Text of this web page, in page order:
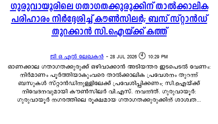
ഗുരുവായൂരിലെ ഗതാഗതക്കുരുക്കിന് താൽക്കാലിക
പരിഹാരം നിർദ്ദേശിച്ച് കൗൺസിലർ; ബസ് സ്റ്റാൻഡ്
തുറക്കാൻ സി.ഐയ്ക്ക് കത്ത്
ജി ഒ എൽ ലേഖകൻ - 28 JUL 2026 🕙 10:29 PM
ഓണക്കാല ഗതാഗതക്കുരുക്ക് ഒഴിവാക്കാൻ അടിയന്തര ഇടപെടൽ വേണം:
നിർമാണം പൂർത്തിയാകുംവരെ താൽക്കാലിക പ്രവേശനം തുറന്ന്
ബസുകൾ സ്റ്റാൻഡിനുള്ളിലേക്ക് പ്രവേശിപ്പിക്കണം; സി.ഐയ്ക്ക്
നിവേദനവുമായി കൗൺസിലർ വി.എസ്. നവനീത്. ഗുരുവായൂർ:
ഗുരുവായൂർ നഗരത്തിലെ രൂക്ഷമായ ഗതാഗതക്കുരുക്കിന് ശാശ്വത...